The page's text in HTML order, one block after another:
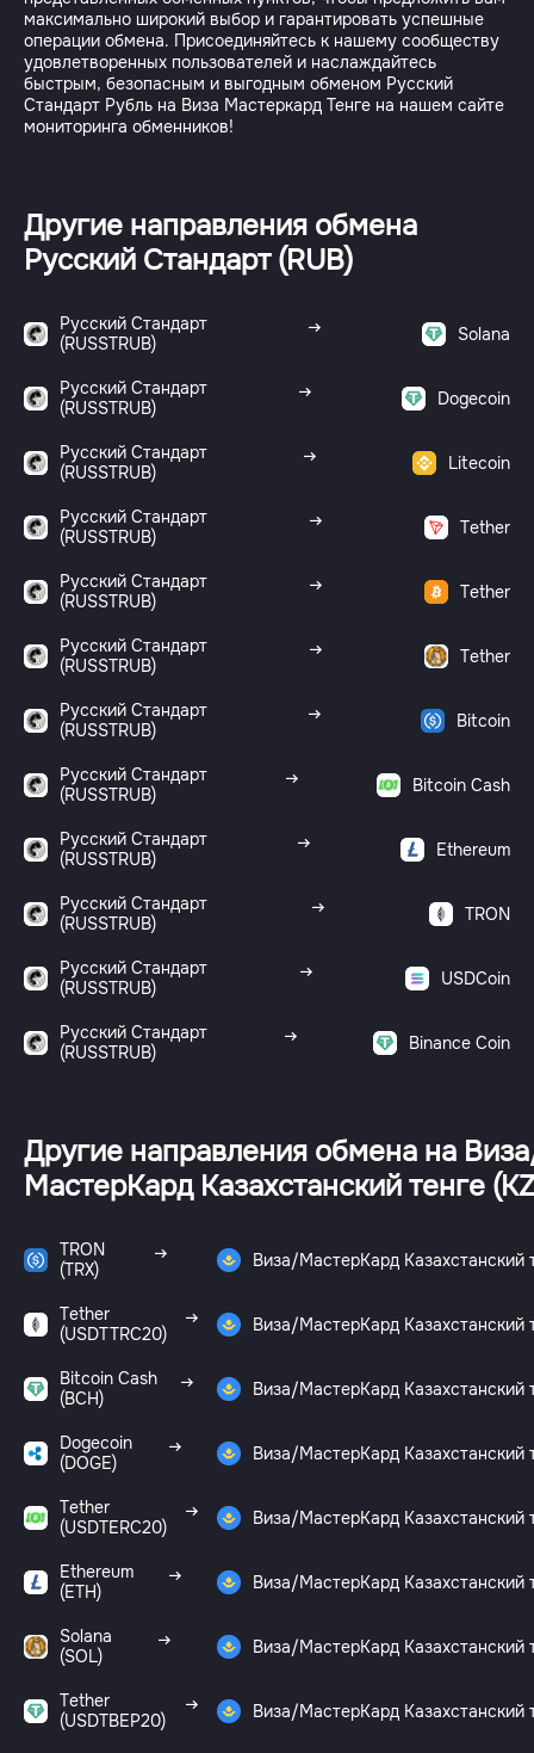
максимально широкий выбор и гарантировать успешные
операции обмена. Присоединяйтесь к нашему сообществу
удовлетворенных пользователей и наслаждайтесь
быстрым, безопасным и выгодным обменом Русский
Стандарт Рубль на Виза Мастеркард Тенге на нашем сайте
Другие направления обмена
Русский Стандарт (RUB)
Русский Стандарт
(RUSSTRUB)
Solana
Русский Стандарт
(RUSSTRUB)
Dogecoin
Русский Стандарт
(RUSSTRUB)
Litecoin
Русский Стандарт
(RUSSTRUB)
Tether
Русский Стандарт
(RUSSTRUB)
Tether
Русский Стандарт
(RUSSTRUB)
Tether
Русский Стандарт
(RUSSTRUB)
Bitcoin
Русский Стандарт
(RUSSTRUB)
Bitcoin Cash
Русский Стандарт
(RUSSTRUB)
Ethereum
Русский Стандарт
(RUSSTRUB)
TRON
Русский Стандарт
(RUSSTRUB)
USDCoin
Русский Стандарт
(RUSSTRUB)
Binance Coin
Другие направления обмена на
МастерКард Казахстанский тенге
TRON
(TRX)
Виза/МастерКард Казахстанский
Tether
(USDTTRC20)
Виза/МастерКард Казахстанский
Bitcoin Cash
(BCH)
Виза/МастерКард Казахстанский
Dogecoin
(DOGE)
Виза/МастерКард Казахстанский
Tether
(USDTERC20)
Виза/МастерКард Казахстанский
Ethereum
(ETH)
Виза/МастерКард Казахстанский
Solana
(SOL)
Виза/МастерКард Казахстанский
Tether
(USDTBEP20)
Виза/МастерКард Казахстанский